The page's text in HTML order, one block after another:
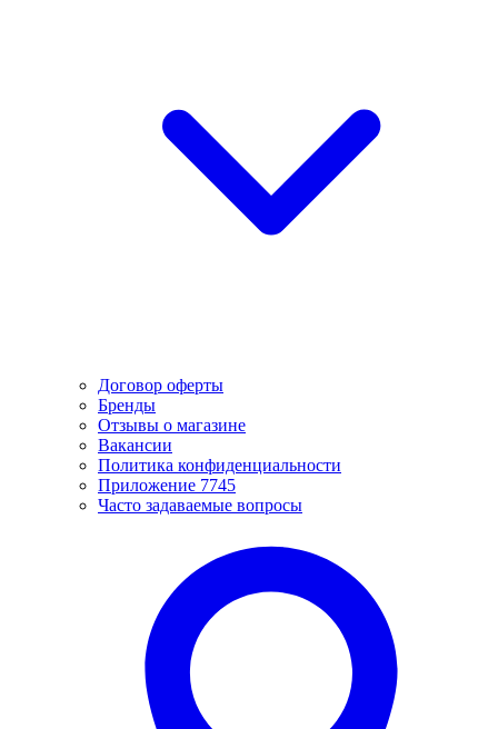
Договор оферты
Бренды
Отзывы о магазине
Вакансии
Политика конфиденциальности
Приложение 7745
Часто задаваемые вопросы